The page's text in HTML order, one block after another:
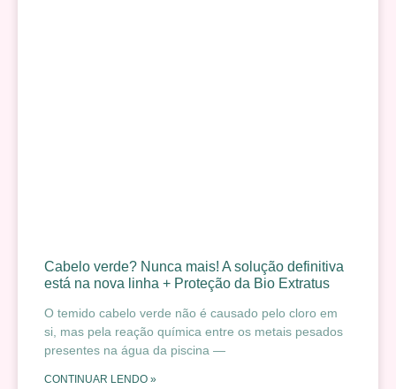
Cabelo verde? Nunca mais! A solução definitiva
está na nova linha + Proteção da Bio Extratus
O temido cabelo verde não é causado pelo cloro em
si, mas pela reação química entre os metais pesados
presentes na água da piscina —
CONTINUAR LENDO »